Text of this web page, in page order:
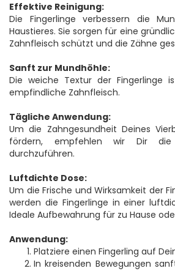
Effektive Reinigung:
Die Fingerlinge verbessern die
Haustieres. Sie sorgen für eine
Zahnfleisch schützt und die Zähne
Sanft zur Mundhöhle:
Die weiche Textur der Fingerlinge
empfindliche Zahnfleisch.
Tägliche Anwendung:
Um die Zahngesundheit Deines
fördern, empfehlen wir Dir die
durchzuführen.
Luftdichte Dose:
Um die Frische und Wirksamkeit der
werden die Fingerlinge in einer
Ideale Aufbewahrung für zu Hause
Anwendung:
Platziere einen Fingerling auf
In kreisenden Bewegungen